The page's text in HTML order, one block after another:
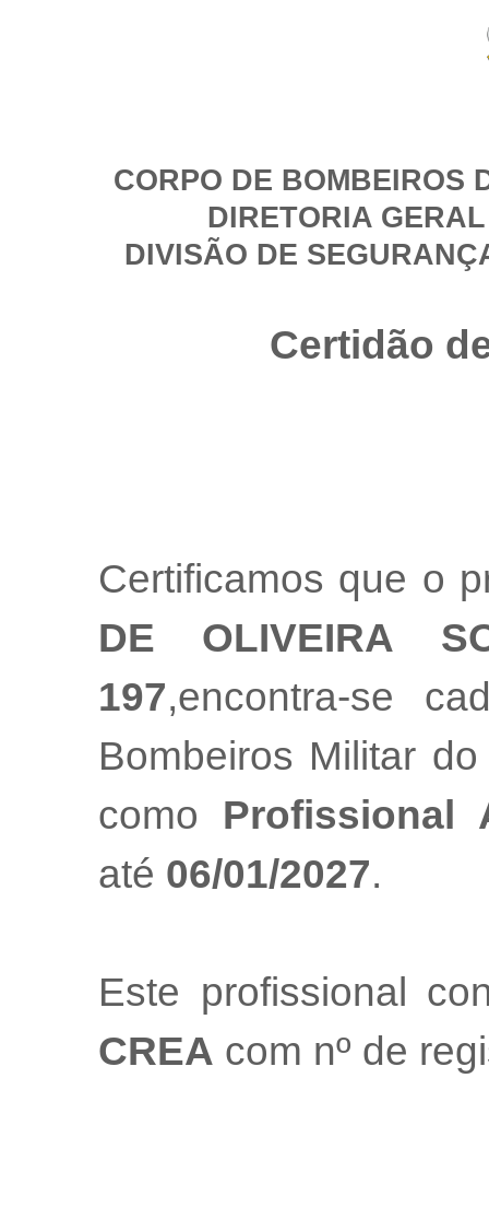
CORPO DE BOMBEIROS
DIRETORIA
DIVISÃO DE
Certidão
Certificamos que o
DE OLIVEIRA
197,encontra-se
Bombeiros Militar
como Profissional
até 06/01/2027.
Este profissional
CREA com nº de